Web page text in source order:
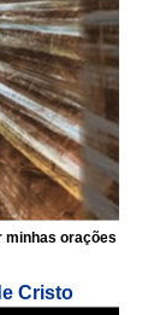
minhas orações
Cristo